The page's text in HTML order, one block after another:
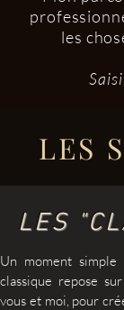
les
LES
LES
Un moment
classique repose
vous et moi, pour